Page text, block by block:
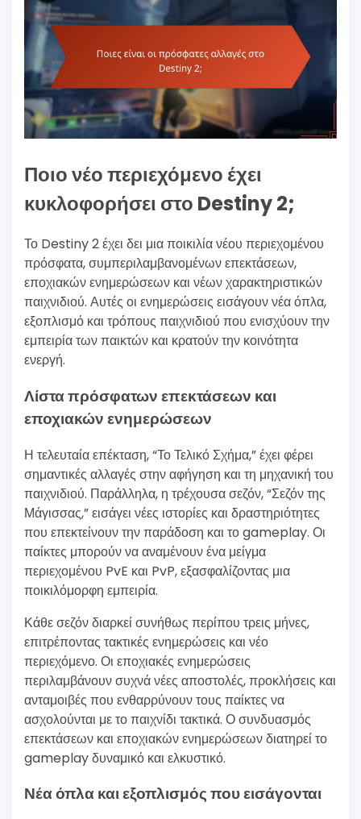
Ποιο νέο περιεχόμενο έχει
κυκλοφορήσει στο Destiny 2;
Το Destiny 2 έχει δει μια ποικιλία νέου περιεχομένου
πρόσφατα, συμπεριλαμβανομένων επεκτάσεων,
εποχιακών ενημερώσεων και νέων χαρακτηριστικών
παιχνιδιού. Αυτές οι ενημερώσεις εισάγουν νέα όπλα,
εξοπλισμό και τρόπους παιχνιδιού που ενισχύουν την
εμπειρία των παικτών και κρατούν την κοινότητα
ενεργή.
Λίστα πρόσφατων επεκτάσεων και
εποχιακών ενημερώσεων
Η τελευταία επέκταση, “Το Τελικό Σχήμα,” έχει φέρει
σημαντικές αλλαγές στην αφήγηση και τη μηχανική του
παιχνιδιού. Παράλληλα, η τρέχουσα σεζόν, “Σεζόν της
Μάγισσας,” εισάγει νέες ιστορίες και δραστηριότητες
που επεκτείνουν την παράδοση και το gameplay. Οι
παίκτες μπορούν να αναμένουν ένα μείγμα
περιεχομένου PvE και PvP, εξασφαλίζοντας μια
ποικιλόμορφη εμπειρία.
Κάθε σεζόν διαρκεί συνήθως περίπου τρεις μήνες,
επιτρέποντας τακτικές ενημερώσεις και νέο
περιεχόμενο. Οι εποχιακές ενημερώσεις
περιλαμβάνουν συχνά νέες αποστολές, προκλήσεις και
ανταμοιβές που ενθαρρύνουν τους παίκτες να
ασχολούνται με το παιχνίδι τακτικά. Ο συνδυασμός
επεκτάσεων και εποχιακών ενημερώσεων διατηρεί το
gameplay δυναμικό και ελκυστικό.
Νέα όπλα και εξοπλισμός που εισάγονται